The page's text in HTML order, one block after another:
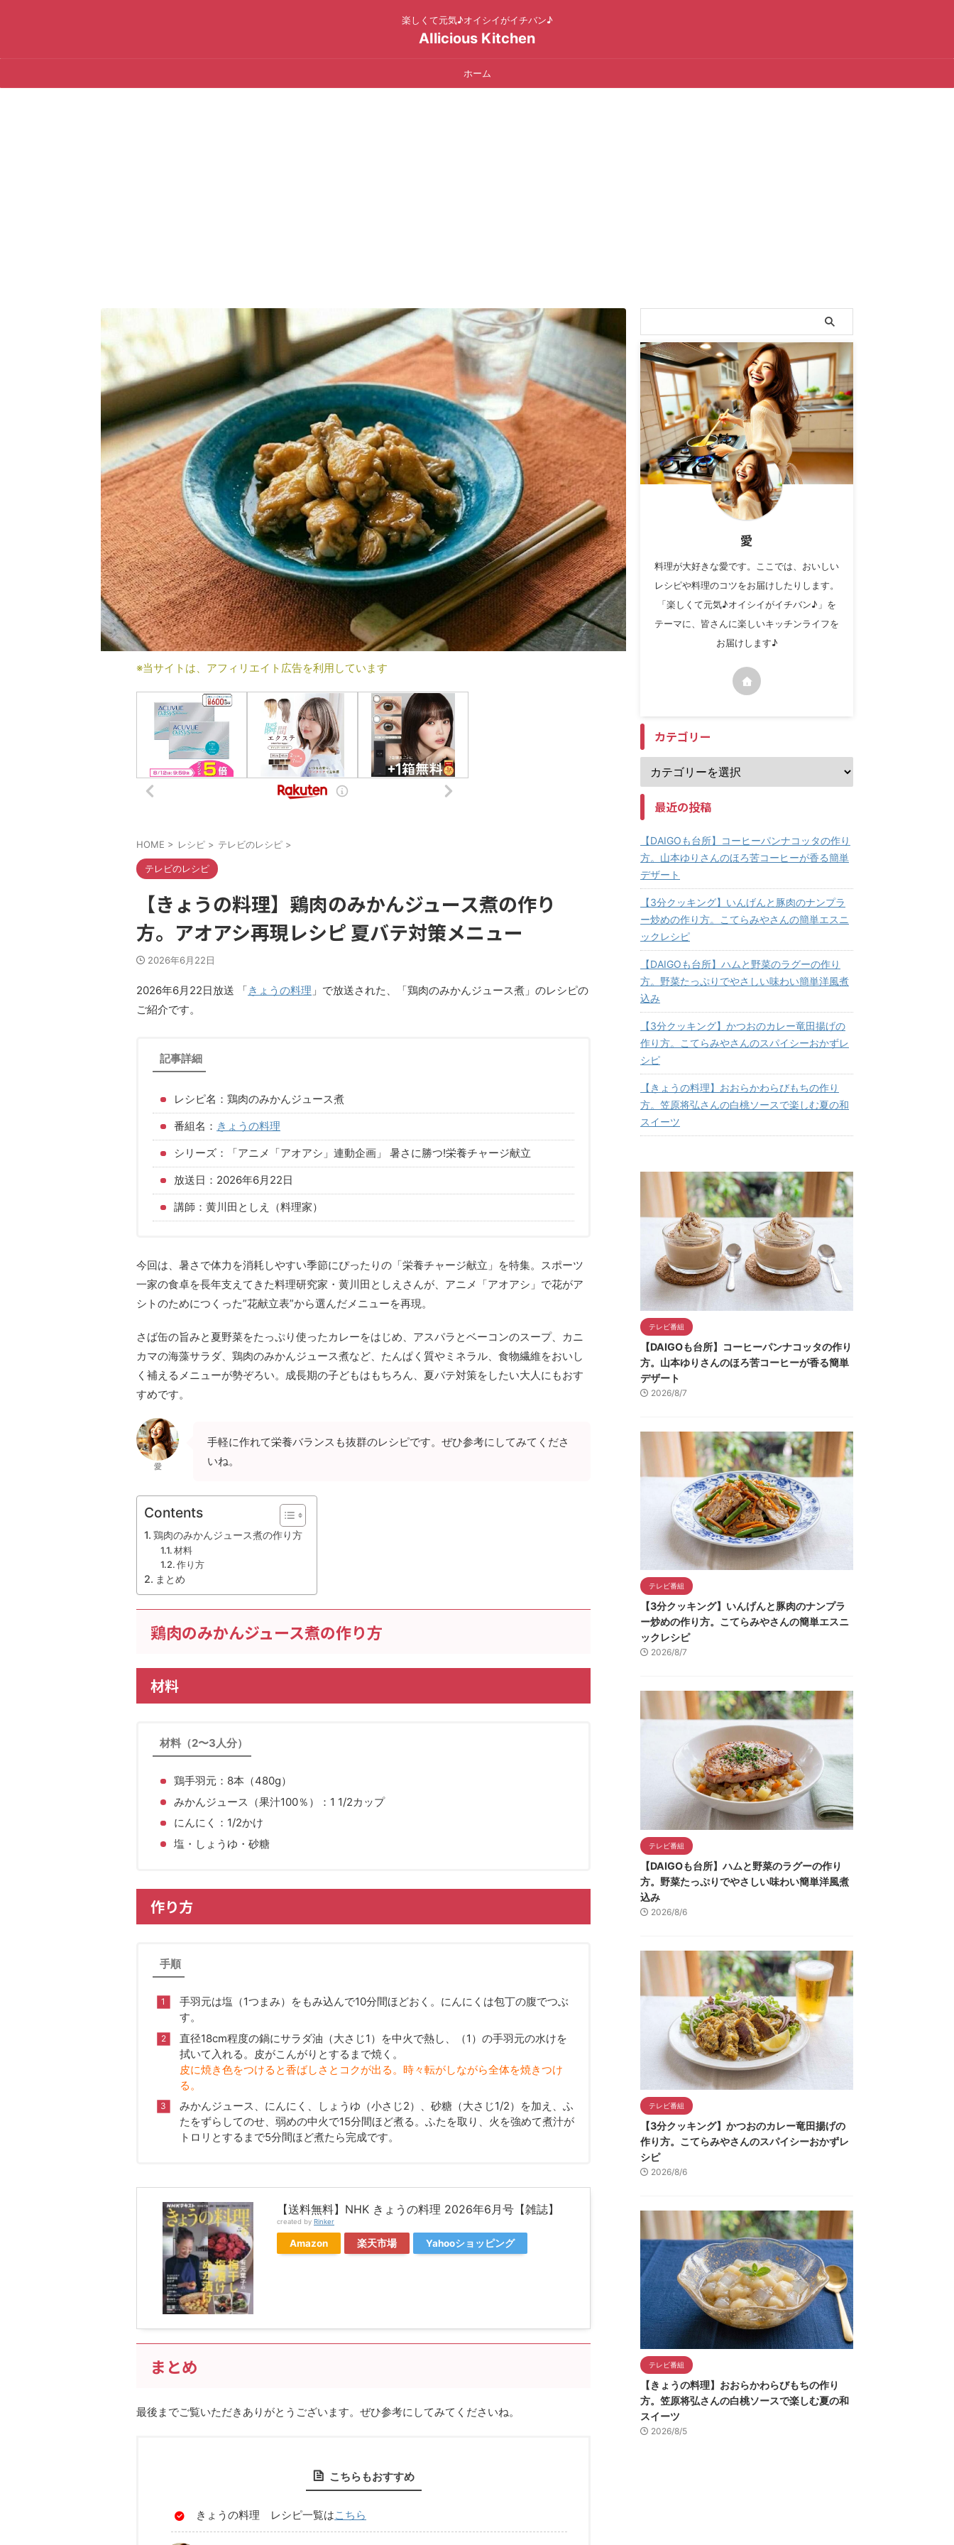
楽しくて元気♪オイシイがイチバン♪
AIlicious Kitchen
ホーム
※当サイトは、アフィリエイト広告を利用しています
HOME > レシピ > テレビのレシピ >
テレビのレシピ
【きょうの料理】鶏肉のみかんジュース煮の作り
方。アオアシ再現レシピ 夏バテ対策メニュー
2026年6月22日
2026年6月22日放送 「きょうの料理 」で放送された、「鶏肉のみかんジュース煮」のレシピの
ご紹介です。
記事詳細
レシピ名：鶏肉のみかんジュース煮
番組名： きょうの料理
シリーズ：「アニメ「アオアシ」連動企画」 暑さに勝つ!栄養チャージ献立
放送日：2026年6月22日
講師：黄川田としえ（料理家）
今回は、暑さで体力を消耗しやすい季節にぴったりの「栄養チャージ献立」を特集。スポーツ
一家の食卓を長年支えてきた料理研究家・黄川田としえさんが、アニメ「アオアシ」で花がア
シトのためにつくった”花献立表”から選んだメニューを再現。
さば缶の旨みと夏野菜をたっぷり使ったカレーをはじめ、アスパラとベーコンのスープ、カニ
カマの海藻サラダ、鶏肉のみかんジュース煮など、たんぱく質やミネラル、食物繊維をおいし
く補えるメニューが勢ぞろい。成長期の子どもはもちろん、夏バテ対策をしたい大人にもおす
すめです。
愛
手軽に作れて栄養バランスも抜群のレシピです。ぜひ参考にしてみてくださ
いね。
Contents
鶏肉のみかんジュース煮の作り方
材料
作り方
まとめ
鶏肉のみかんジュース煮の作り方
材料
材料（2〜3人分）
鶏手羽元：8本（480g）
みかんジュース（果汁100％）：1 1/2カップ
にんにく：1/2かけ
塩・しょうゆ・砂糖
作り方
手順
手羽元は塩（1つまみ）をもみ込んで10分間ほどおく。にんにくは包丁の腹でつぶ
す。
直径18cm程度の鍋にサラダ油（大さじ1）を中火で熱し、（1）の手羽元の水けを
拭いて入れる。皮がこんがりとするまで焼く。
皮に焼き色をつけると香ばしさとコクが出る。時々転がしながら全体を焼きつけ
る。
みかんジュース、にんにく、しょうゆ（小さじ2）、砂糖（大さじ1/2）を加え、ふ
たをずらしてのせ、弱めの中火で15分間ほど煮る。ふたを取り、火を強めて煮汁が
トロリとするまで5分間ほど煮たら完成です。
【送料無料】NHK きょうの料理 2026年6月号【雑誌】
created by Rinker
Amazon 楽天市場 Yahooショッピング
まとめ
最後までご覧いただきありがとうございます。ぜひ参考にしてみてくださいね。
こちらもおすすめ
きょうの料理 レシピ一覧はこちら
愛
料理が大好きな愛です。ここでは、おいしい
レシピや料理のコツをお届けしたりします。
「楽しくて元気♪オイシイがイチバン♪」を
テーマに、皆さんに楽しいキッチンライフを
お届けします♪
カテゴリー
最近の投稿
【DAIGOも台所】コーヒーパンナコッタの作り
方。山本ゆりさんのほろ苦コーヒーが香る簡単
デザート
【3分クッキング】いんげんと豚肉のナンプラ
ー炒めの作り方。こてらみやさんの簡単エスニ
ックレシピ
【DAIGOも台所】ハムと野菜のラグーの作り
方。野菜たっぷりでやさしい味わい簡単洋風煮
込み
【3分クッキング】かつおのカレー竜田揚げの
作り方。こてらみやさんのスパイシーおかずレ
シピ
【きょうの料理】おおらかわらびもちの作り
方。笠原将弘さんの白桃ソースで楽しむ夏の和
スイーツ
テレビ番組
【DAIGOも台所】コーヒーパンナコッタの作り
方。山本ゆりさんのほろ苦コーヒーが香る簡単
デザート
2026/8/7
テレビ番組
【3分クッキング】いんげんと豚肉のナンプラ
ー炒めの作り方。こてらみやさんの簡単エスニ
ックレシピ
2026/8/7
テレビ番組
【DAIGOも台所】ハムと野菜のラグーの作り
方。野菜たっぷりでやさしい味わい簡単洋風煮
込み
2026/8/6
テレビ番組
【3分クッキング】かつおのカレー竜田揚げの
作り方。こてらみやさんのスパイシーおかずレ
シピ
2026/8/6
テレビ番組
【きょうの料理】おおらかわらびもちの作り
方。笠原将弘さんの白桃ソースで楽しむ夏の和
スイーツ
2026/8/5